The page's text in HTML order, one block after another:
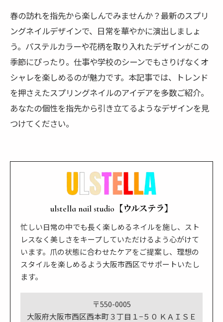
春の訪れを指先から楽しんでみませんか？最新のスプリ
ングネイルデザインで、日常を華やかに演出しましょ
う。パステルカラーや花柄を取り入れたデザインがこの
季節にぴったり。仕事や学校のシーンでもさりげなくオ
シャレを楽しめるのが魅力です。本記事では、トレンド
を押さえたスプリングネイルのアイデアを多数ご紹介。
あなたの個性を指先から引き立てるようなデザインを見
つけてください。
ulstella nail studio【ウルステラ】
忙しい日常の中でも長く楽しめるネイルを施し、スト
レスなく美しさをキープしていただけるよう心がけて
います。爪の状態に合わせたケアをご提案し、理想の
スタイルを楽しめるよう大阪市西区でサポートいたし
ます。
〒550-0005
大阪府大阪市西区西本町３丁目１−５０ ＫＡＩＳＥ